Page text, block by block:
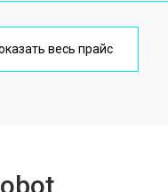
весь прайс